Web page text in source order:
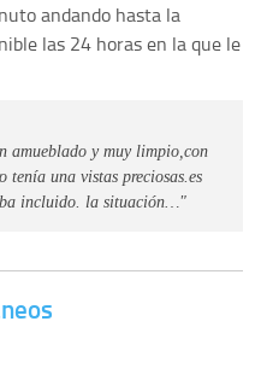
andando hasta la
las 24 horas en la que le
amueblado y muy limpio,con
tenía una vistas preciosas.es
incluido. la situación…"